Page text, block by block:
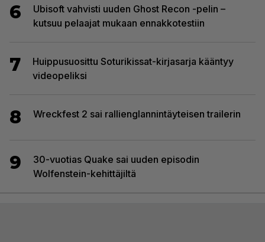
6
Ubisoft vahvisti uuden Ghost Recon -pelin –
kutsuu pelaajat mukaan ennakkotestiin
7
Huippusuosittu Soturikissat-kirjasarja kääntyy
videopeliksi
8 Wreckfest 2 sai rallienglannintäyteisen trailerin
9
30-vuotias Quake sai uuden episodin
Wolfenstein-kehittäjiltä